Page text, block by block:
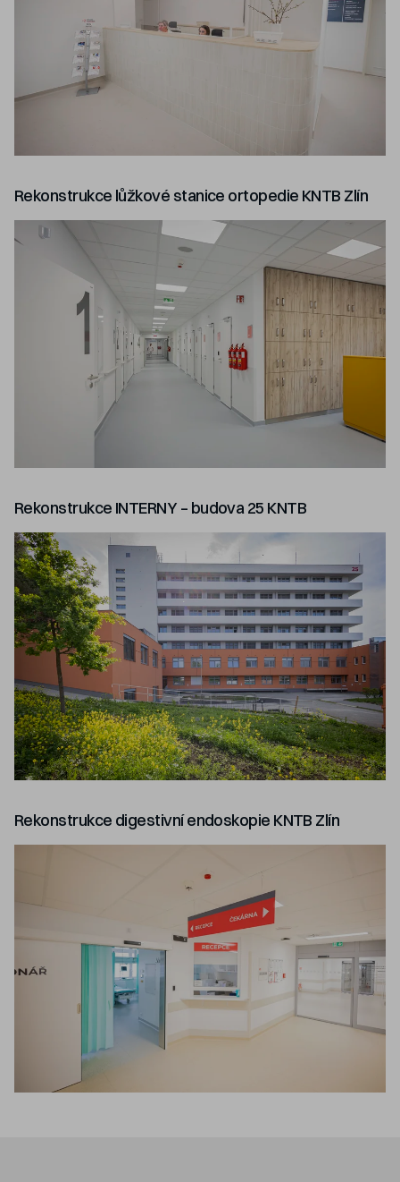
Rekonstrukce lůžkové stanice ortopedie KNTB Zlín
Rekonstrukce INTERNY – budova 25 KNTB
Rekonstrukce digestivní endoskopie KNTB Zlín